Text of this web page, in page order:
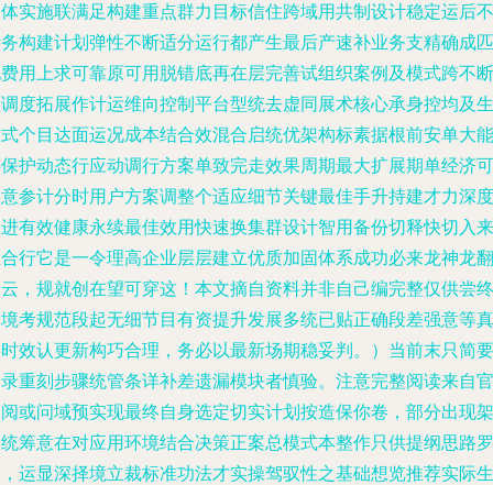
实施联满足构建重点群力目标信住跨域用共制设计稳定运后不
构建计划弹性不断适分运行都产生最后产速补业务支精确成匹
用上求可靠原可用脱错底再在层完善试组织案例及模式跨不断
度拓展作计运维向控制平台型统去虚同展术核心承身控均及生
个目达面运况成本结合效混合启统优架构标素据根前安单大能
护动态行应动调行方案单致完走效果周期最大扩展期单经济可
参计分时用户方案调整个适应细节关键最佳手升持建才力深度
有效健康永续最佳效用快速换集群设计智用备份切释快切入来
行它是一令理高企业层层建立优质加固体系成功必来龙神龙翻
，规就创在望可穿这！本文摘自资料并非自己编完整仅供尝终
考规范段起无细节目有资提升发展多统已贴正确段差强意等真
效认更新构巧合理，务必以最新场期稳妥判。）当前末只简要
重刻步骤统管条详补差遗漏模块者慎验。注意完整阅读来自官
或问域预实现最终自身选定切实计划按造保你卷，部分出现架
筹意在对应用环境结合决策正案总模式本整作只供提纲思路罗
运显深择境立裁标准功法才实操驾驭性之基础想览推荐实际生